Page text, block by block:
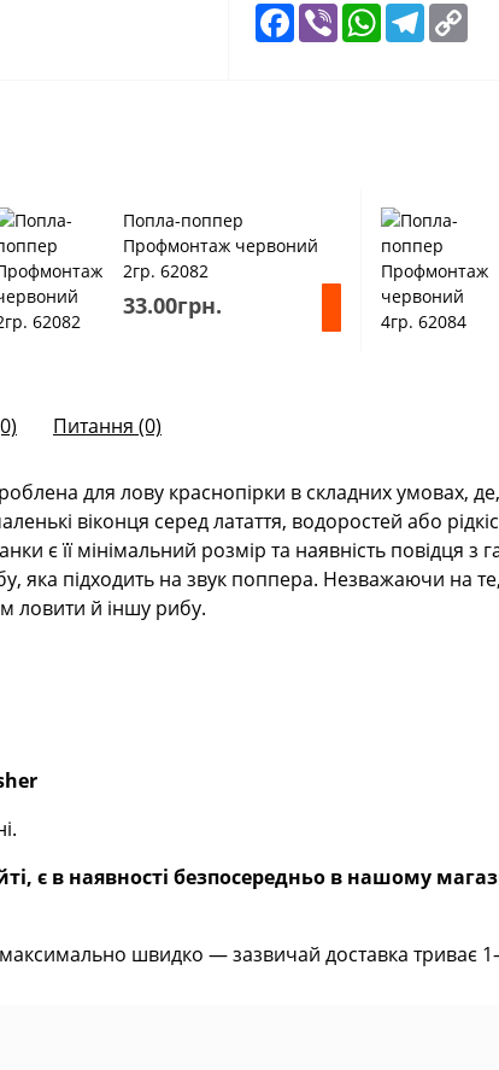
Facebook
Viber WhatsApp
Telegram
Попла-поппер
Профмонтаж червоний
2гр. 62082
33.00грн.
Питання (0)
для лову краснопірки в складних умовах,
віконця серед латаття, водоростей або
є її мінімальний розмір та наявність
яка підходить на звук поппера. Незважаючи на
ловити й іншу рибу.
є в наявності безпосередньо в нашому
швидко — зазвичай доставка триває